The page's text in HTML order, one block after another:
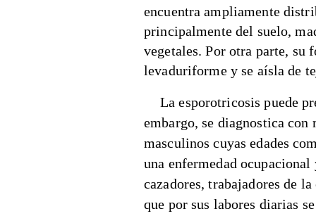
encuentra ampliamente
principalmente del suelo,
vegetales. Por otra parte, su
levaduriforme y se aísla de
La esporotricosis puede
embargo, se diagnostica con
masculinos cuyas edades
una enfermedad ocupacional
cazadores, trabajadores de
que por sus labores diarias